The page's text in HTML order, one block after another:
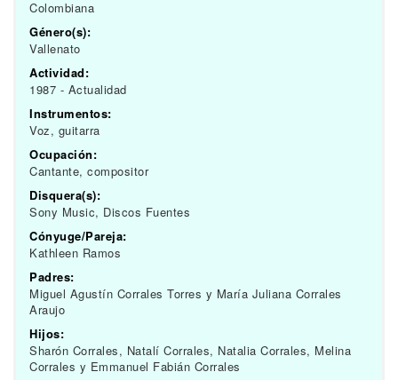
Colombiana
Género(s):
Vallenato
Actividad:
1987 - Actualidad
Instrumentos:
Voz, guitarra
Ocupación:
Cantante, compositor
Disquera(s):
Sony Music, Discos Fuentes
Cónyuge/Pareja:
Kathleen Ramos
Padres:
Miguel Agustín Corrales Torres y María Juliana Corrales
Araujo
Hijos:
Sharón Corrales, Natalí Corrales, Natalia Corrales, Melina
Corrales y Emmanuel Fabián Corrales